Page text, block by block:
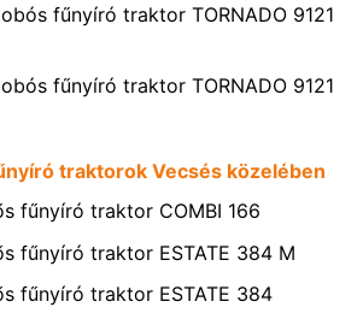
fűnyíró traktor TORNADO 9121
fűnyíró traktor TORNADO 9121
traktorok Vecsés közelében
fűnyíró traktor COMBI 166
fűnyíró traktor ESTATE 384 M
fűnyíró traktor ESTATE 384